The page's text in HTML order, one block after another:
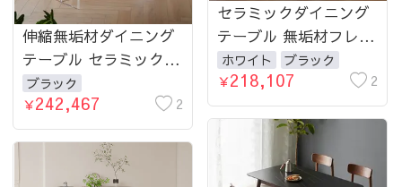
セラミックダイニング
テーブル 無垢材フレー
ム チェリー材 ホワイ
ト ブラック 幅1.4ｍ
1.6ｍ 1.8ｍ
ホワイト
ブラック
￥218,107 2
伸縮無垢材ダイニング
テーブル セラミック
ブラック チェリー材
ブラック
￥242,467 2